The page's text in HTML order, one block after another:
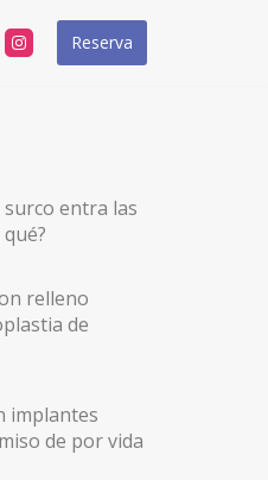
Reserva
surco entra las
relleno
de
implantes
de por vida